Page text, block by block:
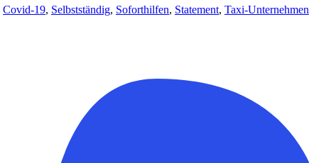
Covid-19, Selbstständig, Soforthilfen, Statement, Taxi-Unternehmen